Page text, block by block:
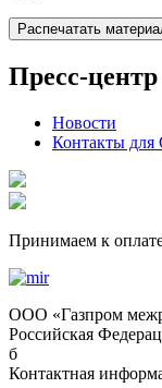
Распечатать
Пресс-центр
Новости
Контакты
Принимаем к
OOO «Газпром
Российская
б
Контактная